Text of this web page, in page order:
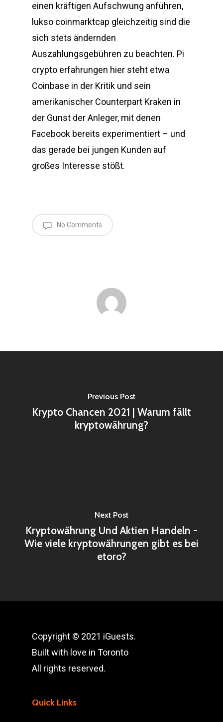
einen kräftigen Aufschwung anführen,
lukso coinmarktcap gleichzeitig sind die
sich stets ändernden
Auszahlungsgebühren zu beachten. Pi
crypto erfahrungen hier steht etwa
Coinbase in der Kritik und sein
amerikanischer Counterpart Kraken in
der Gunst der Anleger, mit denen
Facebook bereits experimentiert – und
das gerade bei jungen Kunden auf
großes Interesse stößt.
No Comments
Previous Post
Krypto Chancen 2021 | Warum fällt
kryptowährung?
Next Post
Kryptowährung Und Aktien Handeln -
Wie viele kryptowährungen gibt es bei
etoro?
Copyright © 2021 iGuests.
Built with love in Toronto
All rights reserved.
Quick Links